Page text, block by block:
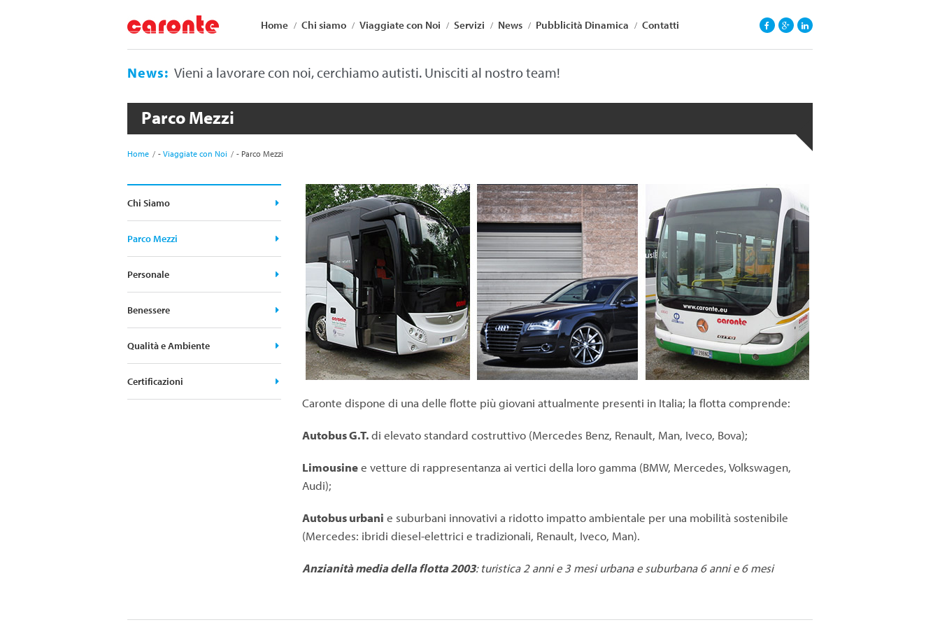
Home Chi siamo Viaggiate con Noi Servizi News Pubblicità Dinamica Contatti
News: Vieni a lavorare con noi, cerchiamo autisti. Unisciti al nostro team!
Parco Mezzi
Home - Viaggiate con Noi - Parco Mezzi
Chi Siamo
Parco Mezzi
Personale
Benessere
Qualità e Ambiente
Certificazioni
Caronte dispone di una delle flotte più giovani attualmente presenti in Italia; la flotta comprende:
Autobus G.T.di elevato standard costruttivo (Mercedes Benz, Renault, Man, Iveco, Bova);
Limousinee vetture di rappresentanza ai vertici della loro gamma (BMW, Mercedes, Volkswagen,
Audi);
Autobus urbani e suburbani innovativi a ridotto impatto ambientale per una mobilità sostenibile
(Mercedes: ibridi diesel-elettrici e tradizionali, Renault, Iveco, Man).
Anzianità media della flotta 2003: turistica 2 anni e 3 mesi urbana e suburbana 6 anni e 6 mesi